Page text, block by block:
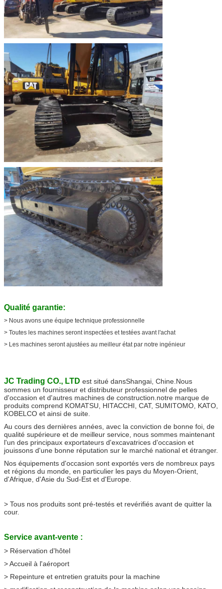
Qualité garantie:
> Nous avons une équipe technique professionnelle
> Toutes les machines seront inspectées et testées avant l'achat
> Les machines seront ajustées au meilleur état par notre ingénieur
JC Trading CO., LTD est situé dansShangai, Chine .Nous
sommes un fournisseur et distributeur professionnel de pelles
d'occasion et d'autres machines de construction.notre marque de
produits comprend KOMATSU, HITACCHI, CAT, SUMITOMO, KATO,
KOBELCO et ainsi de suite.
Au cours des dernières années, avec la conviction de bonne foi, de
qualité supérieure et de meilleur service, nous sommes maintenant
l'un des principaux exportateurs d'excavatrices d'occasion et
jouissons d'une bonne réputation sur le marché national et étranger.
Nos équipements d'occasion sont exportés vers de nombreux pays
et régions du monde, en particulier les pays du Moyen-Orient,
d'Afrique, d'Asie du Sud-Est et d'Europe.
> Tous nos produits sont pré-testés et revérifiés avant de quitter la
cour.
Service avant-vente :
> Réservation d'hôtel
> Accueil à l'aéroport
> Repeinture et entretien gratuits pour la machine